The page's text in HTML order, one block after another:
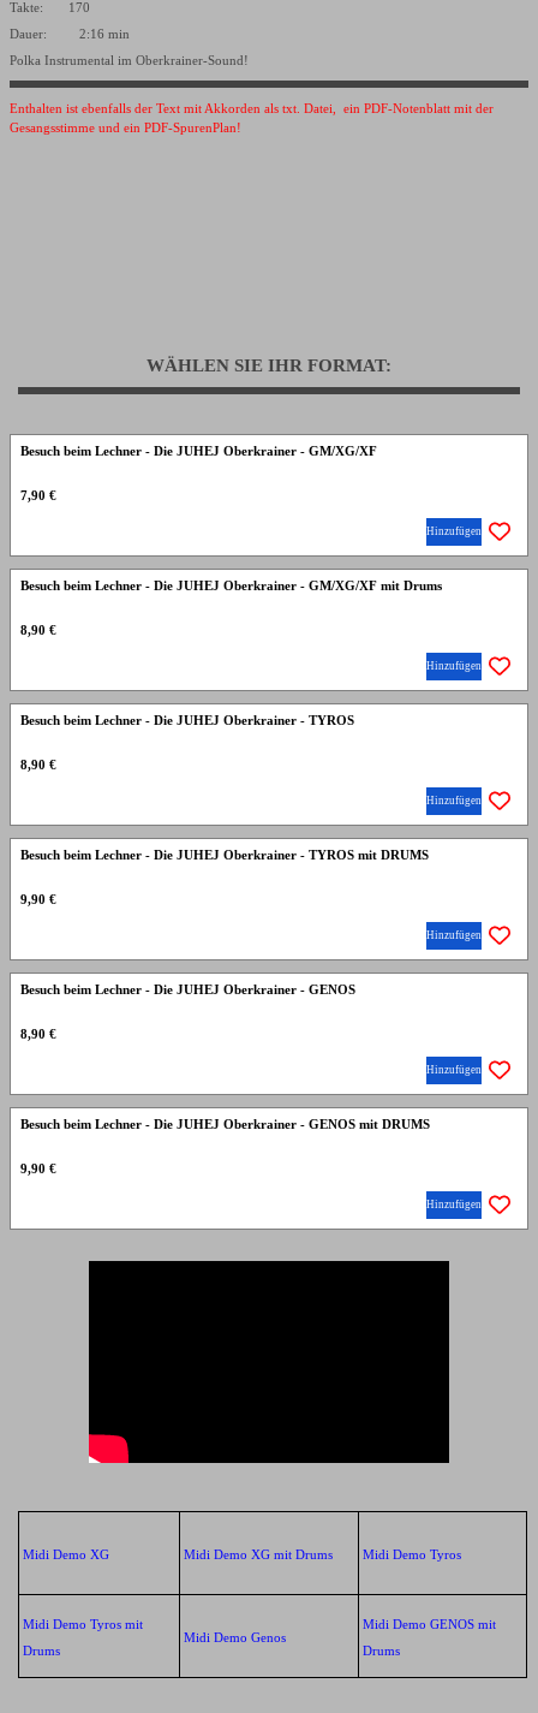
Takte: 170
Dauer: 2:16 min
Polka Instrumental im Oberkrainer-Sound!
Enthalten ist ebenfalls der Text mit Akkorden als txt. Datei, ein PDF-Notenblatt mit der
Gesangsstimme und ein PDF-SpurenPlan!
WÄHLEN SIE IHR FORMAT:
Besuch beim Lechner - Die JUHEJ Oberkrainer - GM/XG/XF
7,90 €
Hinzufügen
Besuch beim Lechner - Die JUHEJ Oberkrainer - GM/XG/XF mit Drums
8,90 €
Hinzufügen
Besuch beim Lechner - Die JUHEJ Oberkrainer - TYROS
8,90 €
Hinzufügen
Besuch beim Lechner - Die JUHEJ Oberkrainer - TYROS mit DRUMS
9,90 €
Hinzufügen
Besuch beim Lechner - Die JUHEJ Oberkrainer - GENOS
8,90 €
Hinzufügen
Besuch beim Lechner - Die JUHEJ Oberkrainer - GENOS mit DRUMS
9,90 €
Hinzufügen
Midi Demo XG Midi Demo XG mit Drums Midi Demo Tyros
Midi Demo Tyros mit
Drums
Midi Demo Genos
Midi Demo GENOS mit
Drums